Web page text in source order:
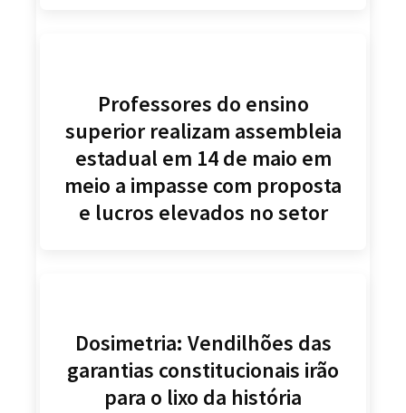
Professores do ensino
superior realizam assembleia
estadual em 14 de maio em
meio a impasse com proposta
e lucros elevados no setor
Dosimetria: Vendilhões das
garantias constitucionais irão
para o lixo da história